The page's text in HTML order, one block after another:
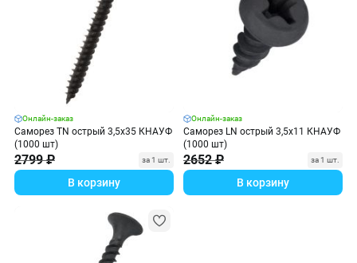
Онлайн-заказ
Саморез TN острый 3,5х35 КНАУФ
(1000 шт)
2799 ₽ за 1 шт.
В корзину
Онлайн-заказ
Саморез LN острый 3,5х11 КНАУФ
(1000 шт)
2652 ₽ за 1 шт.
В корзину